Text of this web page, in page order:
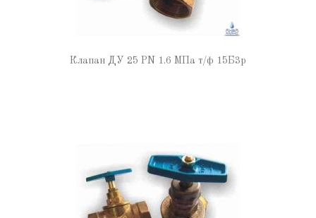
Клапан ДУ 25 PN 1.6 МПа т/ф 15Б3р